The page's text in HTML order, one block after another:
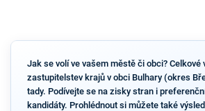
Jak se volí ve vašem městě či obci? Celkové
zastupitelstev krajů v obci Bulhary (okres
tady. Podívejte se na zisky stran i
kandidáty. Prohlédnout si můžete také